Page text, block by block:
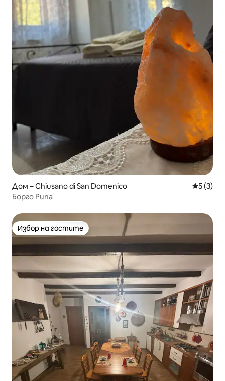
Дом – Chiusano di San Domenico Средна
5 (3)
Борго Рипа
Избор на гостите
Избор на гостите